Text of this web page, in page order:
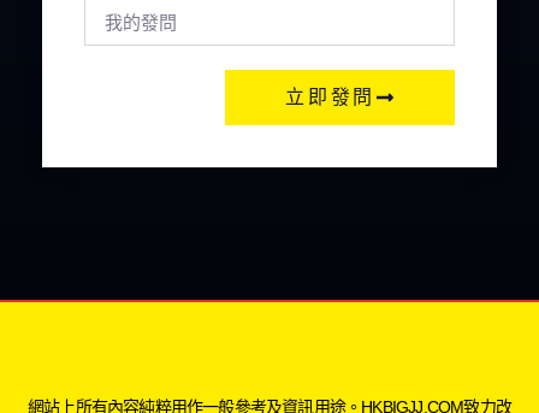
立即發問
網站上所有內容純粹用作一般參考及資訊用途。HKBIGJJ.COM致力改